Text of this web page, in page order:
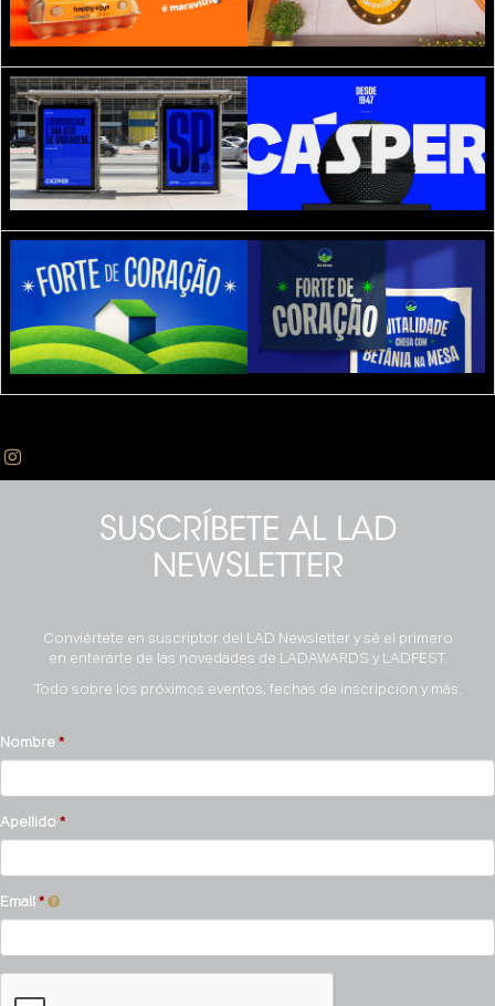
SUSCRÍBETE AL LAD
NEWSLETTER
Conviértete en suscriptor del LAD Newsletter y sé el primero
en enterarte de las novedades de LADAWARDS y LADFEST.
Todo sobre los próximos eventos, fechas de inscripción y más.
Nombre
Apellido
Email